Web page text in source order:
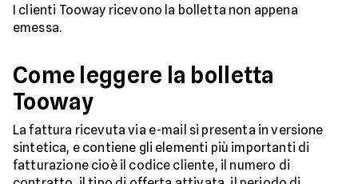
I clienti Tooway ricevono la bolletta non appena
emessa.
Come leggere la bolletta
Tooway
La fattura ricevuta via e-mail si presenta in versione
sintetica, e contiene gli elementi più importanti di
fatturazione cioè il codice cliente, il numero di